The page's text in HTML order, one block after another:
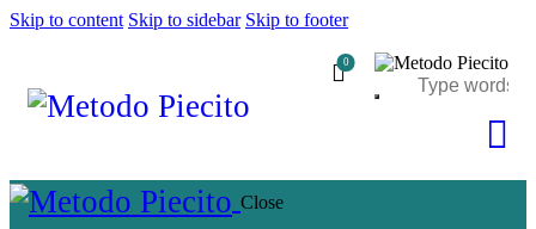
Skip to content Skip to sidebar Skip to footer
0
Close